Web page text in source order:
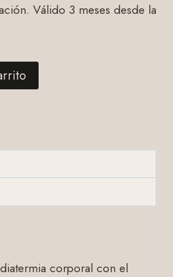
Válido 3 meses desde la
corporal con el